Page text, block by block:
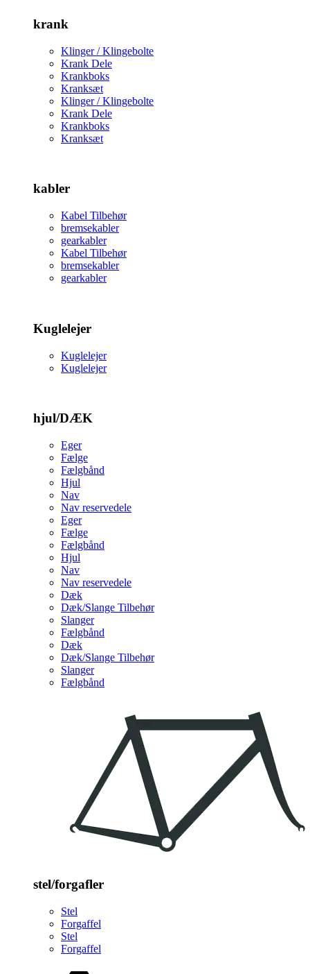
krank
Klinger / Klingebolte
Krank Dele
Krankboks
Kranksæt
Klinger / Klingebolte
Krank Dele
Krankboks
Kranksæt
kabler
Kabel Tilbehør
bremsekabler
gearkabler
Kabel Tilbehør
bremsekabler
gearkabler
Kuglelejer
Kuglelejer
Kuglelejer
hjul/DÆK
Eger
Fælge
Fælgbånd
Hjul
Nav
Nav reservedele
Eger
Fælge
Fælgbånd
Hjul
Nav
Nav reservedele
Dæk
Dæk/Slange Tilbehør
Slanger
Fælgbånd
Dæk
Dæk/Slange Tilbehør
Slanger
Fælgbånd
stel/forgafler
Stel
Forgaffel
Stel
Forgaffel